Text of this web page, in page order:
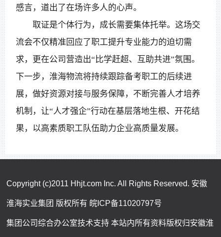
感言，道出了在场许多人的心声。
取证是个体行为，成长需要集体托举。这场交
流会不仅精准回应了职工提升专业能力的迫切需
求，更在公司营造出“比学赶超、互助共进”氛围。
下一步，淮海物流将持续跟踪备考职工的后续进
展，做好资源对接与服务保障，不断完善人才培养
机制，让“人才强企”行动在基层落地生根、开花结
果，以高素质职工队伍助力企业高质量发展。
Copyright (c)2011 Hhjt.com Inc. All Rights Reserved. 安徽
淮海实业集团 版权所有 皖ICP备11020797号
集团公司综合办公室技术支持 本站内所有资料版权归安徽淮